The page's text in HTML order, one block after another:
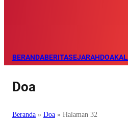
BERANDABERITASEJARAHDOA
Doa
Beranda » Doa » Halaman 32